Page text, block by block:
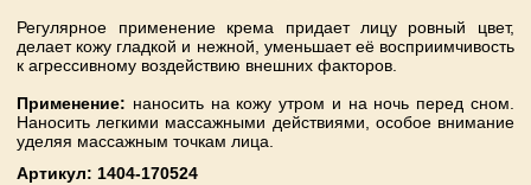
Регулярное применение крема придает лицу ровный цвет,
делает кожу гладкой и нежной, уменьшает её восприимчивость
к агрессивному воздействию внешних факторов.
Применение: наносить на кожу утром и на ночь перед сном.
Наносить легкими массажными действиями, особое внимание
уделяя массажным точкам лица.
Артикул: 1404-170524